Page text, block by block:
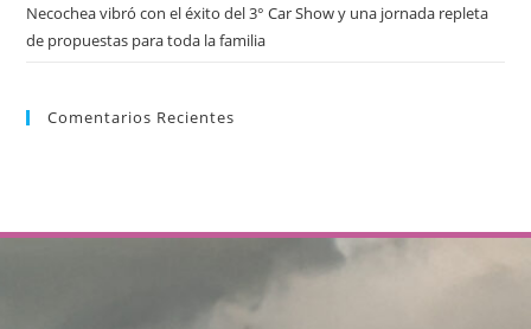
Necochea vibró con el éxito del 3° Car Show y una jornada repleta
de propuestas para toda la familia
Comentarios Recientes